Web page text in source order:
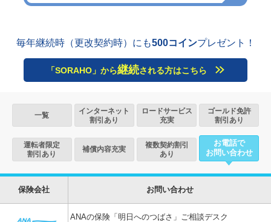
毎年継続時（更改契約時）にも500コインプレゼント！
「SORAHO」から継続される方はこちら
一覧
インターネット
割引あり
ロードサービス
充実
ゴールド免許
割引あり
運転者限定
割引あり
補償内容充実
複数契約割引
あり
お電話で
お問い合わせ
保険会社 お問い合わせ
ANAの保険「明日へのつばさ」ご相談デスク